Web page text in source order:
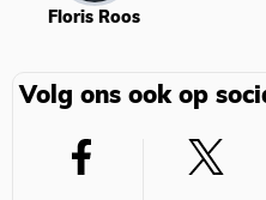
Floris Roos
Volg ons ook op